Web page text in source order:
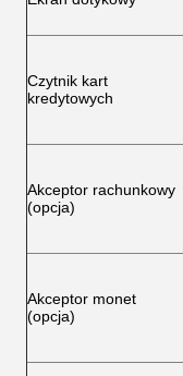
Czytnik kart
kredytowych
Akceptor rachunkowy
(opcja)
Akceptor monet
(opcja)